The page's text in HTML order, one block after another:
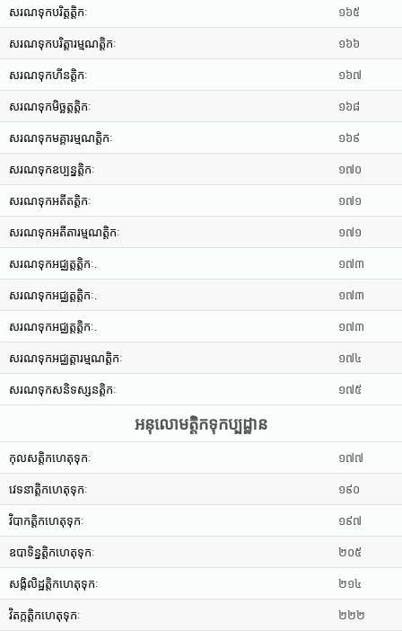
សរណទុកបរិត្តត្តិកៈ ១៦៥
សរណទុកបរិត្តារម្មណត្តិកៈ ១៦៦
សរណទុកហីនត្តិកៈ ១៦៧
សរណទុកមិច្ឆត្តត្តិកៈ ១៦៨
សរណទុកមគ្គារម្មណត្តិកៈ ១៦៩
សរណទុកឧប្បន្នត្តិកៈ ១៧០
សរណទុកអតីតត្តិកៈ ១៧១
សរណទុកអតីតារម្មណត្តិកៈ ១៧១
សរណទុកអជ្ឈត្តត្តិកៈ. ១៧៣
សរណទុកអជ្ឈត្តត្តិកៈ. ១៧៣
សរណទុកអជ្ឈត្តត្តិកៈ. ១៧៣
សរណទុកអជ្ឈត្តារម្មណត្តិកៈ ១៧៤
សរណទុកសនិទស្សនត្តិកៈ ១៧៥
អនុលោមត្តិកទុកប្បដ្ឋាន
កុលសត្តិកហេតុទុកៈ ១៧៧
វេទនាត្តិកហេតុទុកៈ ១៩០
វិបាកត្តិកហេតុទុកៈ ១៩៧
ឧបាទិន្នត្តិកហេតុទុកៈ ២០៥
សង្កិលិដ្ឋត្តិកហេតុទុកៈ ២១៤
វិតក្កត្តិកហេតុទុកៈ ២២២